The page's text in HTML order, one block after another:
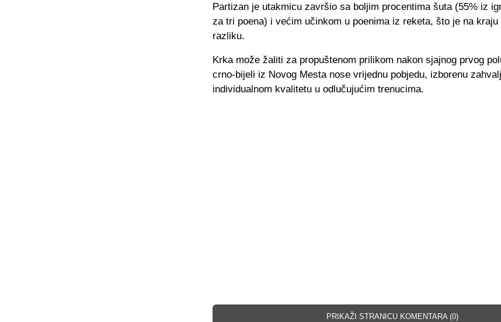
Partizan je utakmicu završio sa boljim procentima šuta (55% iz
za tri poena) i većim učinkom u poenima iz reketa, što je na kraju
razliku.
Krka može žaliti za propuštenom prilikom nakon sjajnog prvog
crno-bijeli iz Novog Mesta nose vrijednu pobjedu, izborenu
individualnom kvalitetu u odlučujućim trenucima.
PRIKAŽI STRANICU KOMENTARA (0)